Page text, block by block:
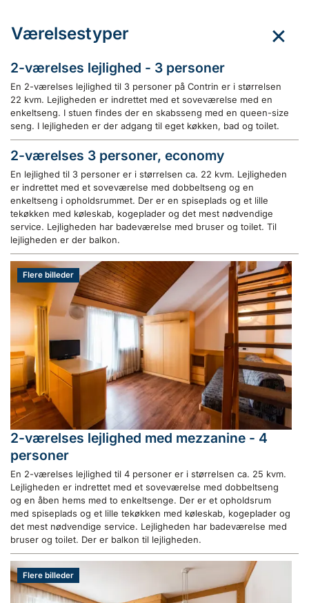
Værelsestyper
2-værelses lejlighed - 3 personer
En 2-værelses lejlighed til 3 personer på Contrin er i størrelsen
22 kvm. Lejligheden er indrettet med et soveværelse med en
enkeltseng. I stuen findes der en skabsseng med en queen-size
seng. I lejligheden er der adgang til eget køkken, bad og toilet.
2-værelses 3 personer, economy
En lejlighed til 3 personer er i størrelsen ca. 22 kvm. Lejligheden
er indrettet med et soveværelse med dobbeltseng og en
enkeltseng i opholdsrummet. Der er en spiseplads og et lille
tekøkken med køleskab, kogeplader og det mest nødvendige
service. Lejligheden har badeværelse med bruser og toilet. Til
lejligheden er der balkon.
Flere billeder
2-værelses lejlighed med mezzanine - 4
personer
En 2-værelses lejlighed til 4 personer er i størrelsen ca. 25 kvm.
Lejligheden er indrettet med et soveværelse med dobbeltseng
og en åben hems med to enkeltsenge. Der er et opholdsrum
med spiseplads og et lille tekøkken med køleskab, kogeplader og
det mest nødvendige service. Lejligheden har badeværelse med
bruser og toilet. Der er balkon til lejligheden.
Flere billeder